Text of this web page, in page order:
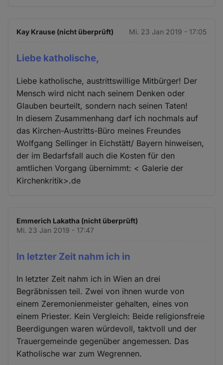
Kay Krause (nicht überprüft) Mi. 23 Jan 2019 - 17:05
Liebe katholische,
Liebe katholische, austrittswillige Mitbürger! Der
Mensch wird nicht nach seinem Denken oder
Glauben beurteilt, sondern nach seinen Taten!
In diesem Zusammenhang darf ich nochmals auf
das Kirchen-Austritts-Büro meines Freundes
Wolfgang Sellinger in Eichstätt/ Bayern hinweisen,
der im Bedarfsfall auch die Kosten für den
amtlichen Vorgang übernimmt: < Galerie der
Kirchenkritik>.de
Emmerich Lakatha (nicht überprüft)
Mi. 23 Jan 2019 - 17:47
In letzter Zeit nahm ich in
In letzter Zeit nahm ich in Wien an drei
Begräbnissen teil. Zwei von ihnen wurde von
einem Zeremonienmeister gehalten, eines von
einem Priester. Kein Vergleich: Beide religionsfreie
Beerdigungen waren würdevoll, taktvoll und der
Trauergemeinde gegenüber angemessen. Das
Katholische war zum Wegrennen.